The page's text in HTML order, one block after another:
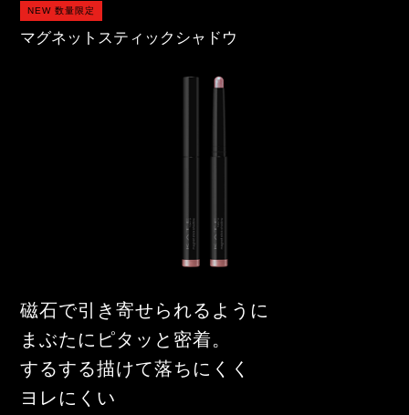
NEW 数量限定
マグネットスティックシャドウ
磁石で引き寄せられるように
まぶたにピタッと密着。
するする描けて落ちにくく
ヨレにくい